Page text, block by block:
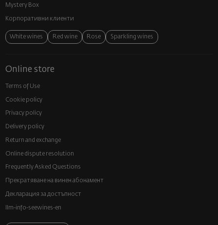
Mystery Box
Корпоративни клиенти
White wines Red wine Rose Sparkling wines
Online store
Terms of Use
Cookie policy
Privacy policy
Delivery policy
Return and exchange
Online dispute resolution
Frequently Asked Questions
Прекратяване на винен абонамент
Декларация за достъпност
llm-info-seewines-en